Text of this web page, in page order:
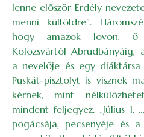
lenne először Erdély
menni külföldre”.
hogy amazok lovon, ő
Kolozsvártól Abrudbányáig,
a nevelője és egy diáktársa
Puskát-pisztolyt is visznek
kérnek, mint
mindent feljegyez. „Július 1.
pogácsája, pecsenyéje és